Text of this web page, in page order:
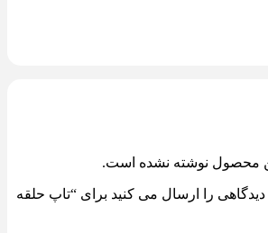
محصول نوشته نشده است.
دیدگاهی را ارسال می کنید برای “تاپ حلقه